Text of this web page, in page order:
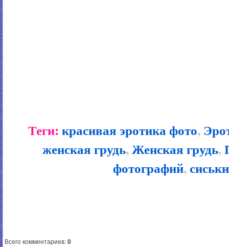
Теги:красивая эротика фото,
женская грудь,Женская грудь,
фотографий,сиськи
Всего комментариев: 0